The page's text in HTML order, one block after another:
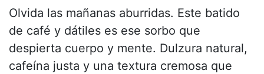
Olvida las mañanas aburridas. Este batido
de café y dátiles es ese sorbo que
despierta cuerpo y mente. Dulzura natural,
cafeína justa y una textura cremosa que